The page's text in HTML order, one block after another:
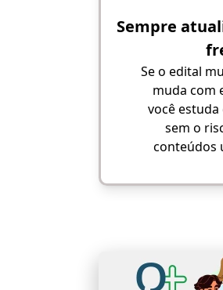
Sempre
Se o edital
muda com
você
sem o
conteúdos